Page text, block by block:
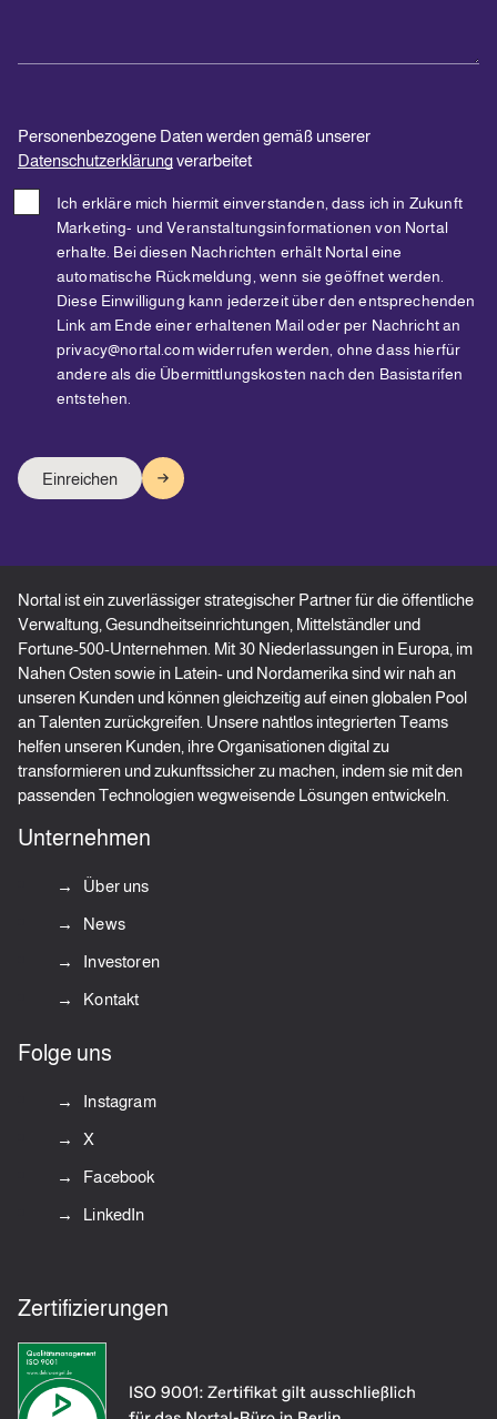
Personenbezogene Daten werden gemäß unserer
Datenschutzerklärungverarbeitet
Ich erkläre mich hiermit einverstanden, dass ich in Zukunft
Marketing- und Veranstaltungsinformationen von Nortal
erhalte. Bei diesen Nachrichten erhält Nortal eine
automatische Rückmeldung, wenn sie geöffnet werden.
Diese Einwilligung kann jederzeit über den entsprechenden
Link am Ende einer erhaltenen Mail oder per Nachricht an
privacy@nortal.com widerrufen werden, ohne dass hierfür
andere als die Übermittlungskosten nach den Basistarifen
entstehen.
Nortal ist ein zuverlässiger strategischer Partner für die öffentliche
Verwaltung, Gesundheitseinrichtungen, Mittelständler und
Fortune-500-Unternehmen. Mit 30 Niederlassungen in Europa, im
Nahen Osten sowie in Latein- und Nordamerika sind wir nah an
unseren Kunden und können gleichzeitig auf einen globalen Pool
an Talenten zurückgreifen. Unsere nahtlos integrierten Teams
helfen unseren Kunden, ihre Organisationen digital zu
transformieren und zukunftssicher zu machen, indem sie mit den
passenden Technologien wegweisende Lösungen entwickeln.
Unternehmen
Über uns
News
Investoren
Kontakt
Folge uns
Instagram
X
Facebook
LinkedIn
Zertifizierungen